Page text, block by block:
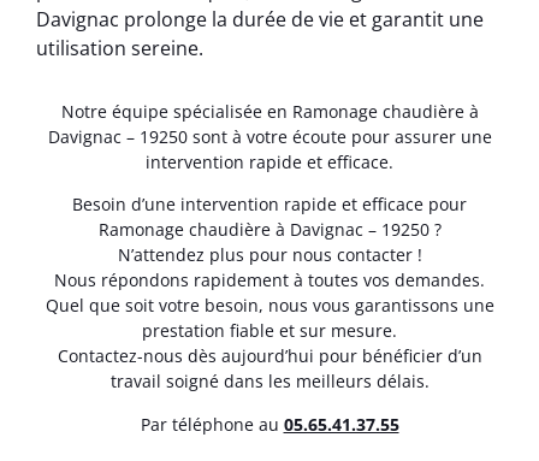
Davignac prolonge la durée de vie et garantit une
utilisation sereine.
Notre équipe spécialisée en Ramonage chaudière à
Davignac – 19250 sont à votre écoute pour assurer une
intervention rapide et efficace.
Besoin d’une intervention rapide et efficace pour
Ramonage chaudière à Davignac – 19250 ?
N’attendez plus pour nous contacter !
Nous répondons rapidement à toutes vos demandes.
Quel que soit votre besoin, nous vous garantissons une
prestation fiable et sur mesure.
Contactez-nous dès aujourd’hui pour bénéficier d’un
travail soigné dans les meilleurs délais.
Par téléphone au 05.65.41.37.55